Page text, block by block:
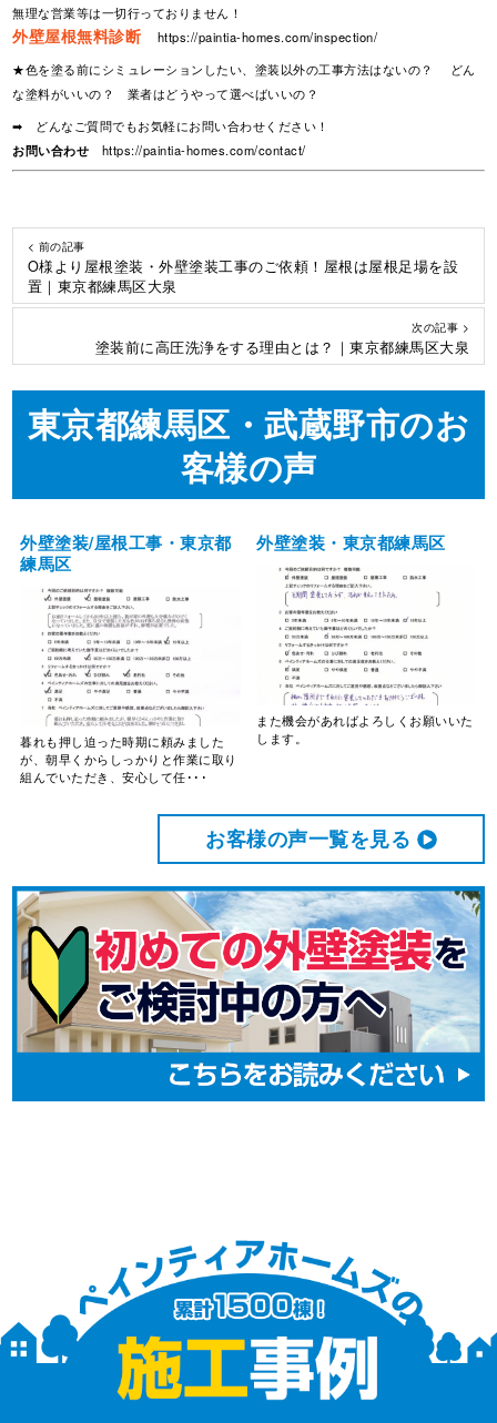
無理な営業等は一切行っておりません！
外壁屋根無料診断
https://paintia-homes.com/inspection/
★色を塗る前にシミュレーションしたい、塗装以外の工事方法はないの？ どん
な塗料がいいの？ 業者はどうやって選べばいいの？
➡ どんなご質問でもお気軽にお問い合わせください！
お問い合わせ
https://paintia-homes.com/contact/
< 前の記事
O様より屋根塗装・外壁塗装工事のご依頼！屋根は屋根足場を設
置｜東京都練馬区大泉
次の記事 >
塗装前に高圧洗浄をする理由とは？｜東京都練馬区大泉
東京都練馬区・武蔵野市のお
客様の声
外壁塗装/屋根工事・東京都
練馬区
暮れも押し迫った時期に頼みました
が、朝早くからしっかりと作業に取り
組んでいただき、安心して任･･･
外壁塗装・東京都練馬区
また機会があればよろしくお願いいた
します。
お客様の声⼀覧を⾒る